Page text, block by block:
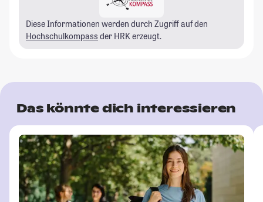
Diese Informationen werden durch Zugriff auf den
Hochschulkompass der HRK erzeugt.
Das könnte dich interessieren